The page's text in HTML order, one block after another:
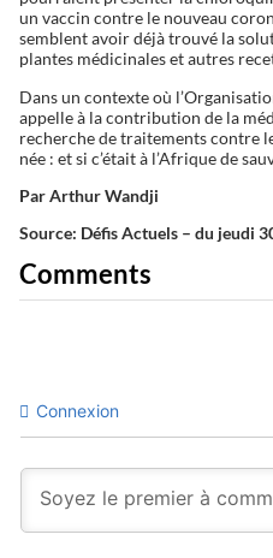
un vaccin contre le nouveau
semblent avoir déjà trouvé la
plantes médicinales et autres
Dans un contexte où
appelle à la contribution de la
recherche de traitements contre
née : et si c’était à l’Afrique de
Par Arthur Wandji
Source: Défis Actuels – du jeudi
Comments
Connexion